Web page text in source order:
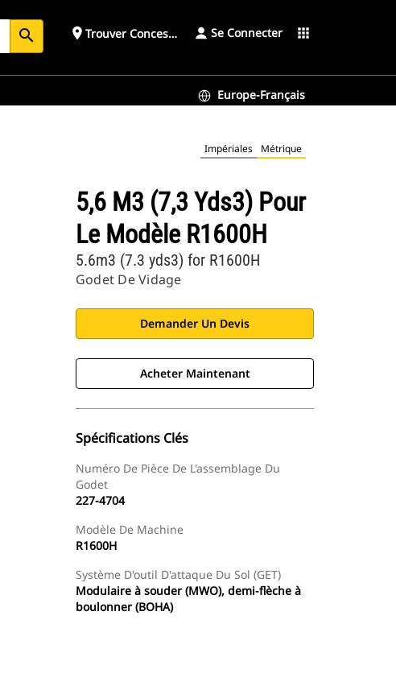
search place Trouver ConcessionnaireSe Connecter apps
Europe-Français
Impériales Métrique
5,6 M3 (7,3 Yds3) Pour
Le Modèle R1600H
Godet De Vidage
5.6m3 (7.3 yds3) for R1600H
Demander Un Devis
Acheter Maintenant
Spécifications Clés
Numéro De Pièce De L'assemblage Du
Godet
227-4704
Modèle De Machine
R1600H
Système D'outil D'attaque Du Sol (GET)
Modulaire à souder (MWO), demi-flèche à
boulonner (BOHA)